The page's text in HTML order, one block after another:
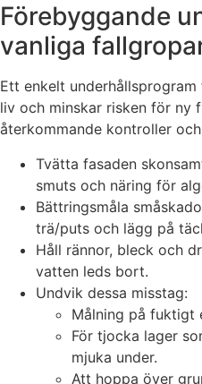
Förebyggande
vanliga
Ett enkelt
liv och minskar risken för ny
återkommande kontroller
Tvätta fasaden
smuts och näring för
Bättringsmåla
trä/puts och lägg på
Håll rännor, bleck och
vatten leds bort.
Undvik dessa misstag:
Målning på fuktigt
För tjocka lager
mjuka under.
Att hoppa över